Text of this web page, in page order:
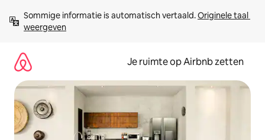
direct
naar
Sommige informatie is automatisch vertaald. Originele taal
weergeven
Je ruimte op Airbnb zetten